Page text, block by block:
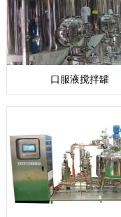
口服液搅拌罐